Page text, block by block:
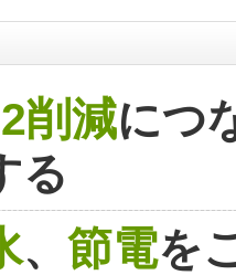
削減につ
る
、 節電を